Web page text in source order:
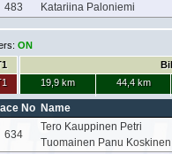
483 Katariina Paloniemi
ON
19,9 km
44,4 km
No Name
634
Tero Kauppinen Petri
Tuomainen Panu Koskinen